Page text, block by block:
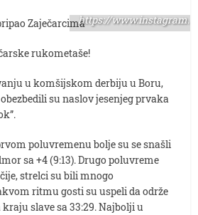
https://
rukometaše!
u komšijskom derbiju u Boru,
su naslov jesenjeg prvaka
poluvremenu bolje su se snašli
sa +4 (9:13). Drugo poluvreme
strelci su bili mnogo
ritmu gosti su uspeli da održe
slave sa 33:29. Najbolji u